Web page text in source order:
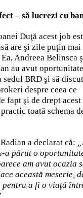
– să lucrezi cu
Duţă acest job
are şi zile puţin mai
Andreea Belinsca
au avut
sedul BRD şi să
despre ceea ce
fapt şi de drept
toată schema
a declarat că:
a părut o
am avut ocazia
această meserie,
pentru a fi o viaţă